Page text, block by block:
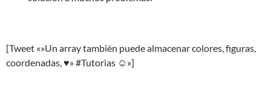
[Tweet «»Un array también puede almacenar colores, figuras,
coordenadas, ♥» #Tutorias ☺»]